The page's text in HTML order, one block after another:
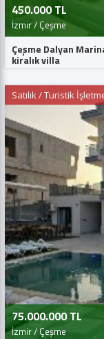
450.000 TL
İzmir / Çeşme
Çeşme Dalyan
kiralık villa
Satılık / Turistik
75.000.000 TL
İzmir / Çeşme